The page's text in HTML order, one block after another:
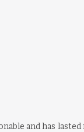
and has